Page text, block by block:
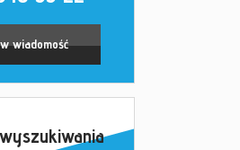
wiadomość